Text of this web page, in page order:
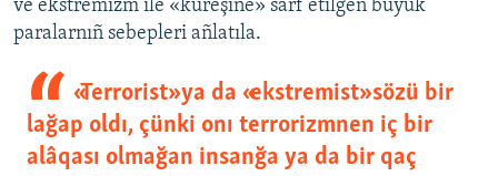
ve ekstremizm ile «küreşine» sarf etilgen büyük
paralarnıñ sebepleri añlatıla.
«Terrorist» ya da «ekstremist» sözü bir
lağap oldı, çünki onı terrorizmnen iç bir
alâqası olmağan insanğa ya da bir qaç